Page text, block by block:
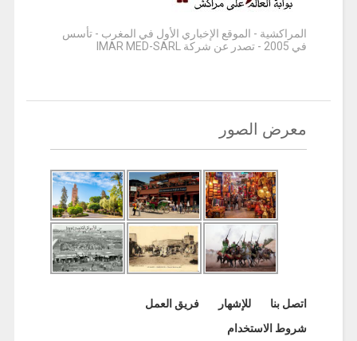
المراكشية - الموقع الإخباري الأول في المغرب - تأسس
في 2005 - تصدر عن شركة IMAR MED-SARL
معرض الصور
اتصل بنا للإشهار
فريق العمل
شروط الاستخدام